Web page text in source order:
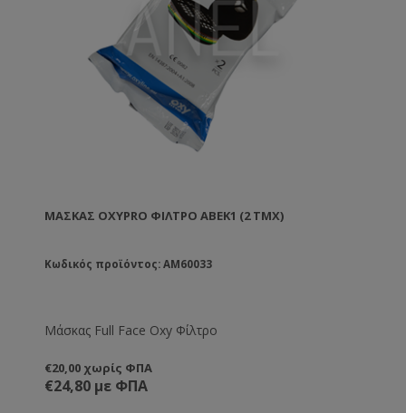
ΜΆΣΚΑΣ OXYPRO ΦΊΛΤΡΟ ABEK1 (2 ΤΜΧ)
Κωδικός προϊόντος: AM60033
Μάσκας Full Face Oxy Φίλτρο
€20,00 χωρίς ΦΠΑ
€24,80 με ΦΠΑ